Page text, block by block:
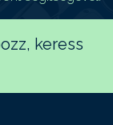
keress